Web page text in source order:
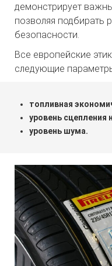
демонстрирует
позволяя подбирать
безопасности.
Все европейские
следующие
топливная
уровень сцепления
уровень шума.